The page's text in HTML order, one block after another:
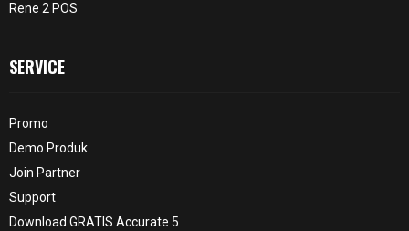
Rene 2 POS
SERVICE
Promo
Demo Produk
Join Partner
Support
Download GRATIS Accurate 5